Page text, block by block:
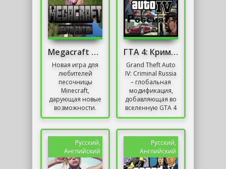
Megacraft Hentai Edition
Новая игра для
любителей
песочницы
Minecraft,
дарующая новые
возможности.
Всем, кому стало
Minecraft, можно
опробовать
новые...
ГТА 4: Криминальная Россия
Grand Theft Auto
IV: Criminal Russia
– глобальная
модификация,
добавляющая во
вселенную GTA 4
впечатляющую
автомобилей и...
Русский,
Английский
Русский,
Английский